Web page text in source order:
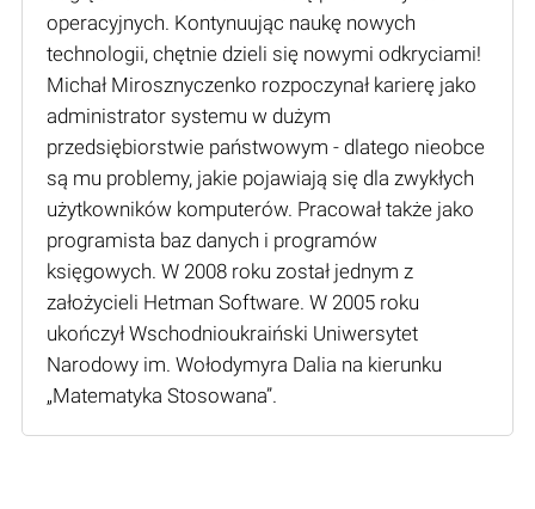
operacyjnych. Kontynuując naukę nowych
technologii, chętnie dzieli się nowymi odkryciami!
Michał Mirosznyczenko rozpoczynał karierę jako
administrator systemu w dużym
przedsiębiorstwie państwowym - dlatego nieobce
są mu problemy, jakie pojawiają się dla zwykłych
użytkowników komputerów. Pracował także jako
programista baz danych i programów
księgowych. W 2008 roku został jednym z
założycieli Hetman Software. W 2005 roku
ukończył Wschodnioukraiński Uniwersytet
Narodowy im. Wołodymyra Dalia na kierunku
„Matematyka Stosowana”.